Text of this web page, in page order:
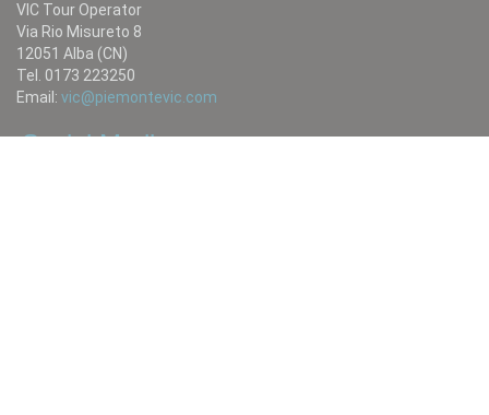
VIC Tour Operator
Via Rio Misureto 8
12051 Alba (CN)
Tel. 0173 223250
Email: vic@piemontevic.com
Social Media